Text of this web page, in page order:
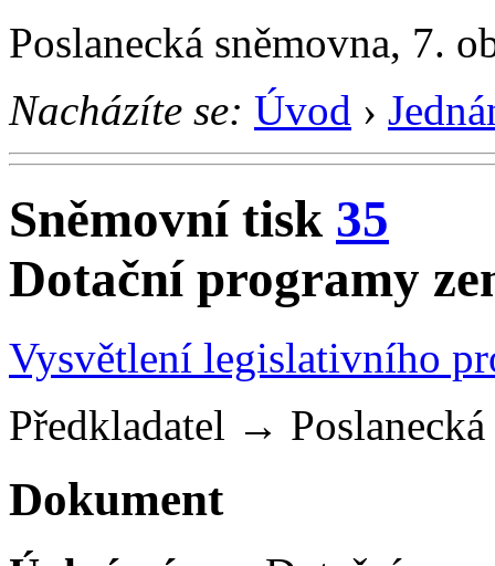
Poslanecká sněmovna, 7.
Nacházíte se: Úvod ›
Sněmovní tisk 35
Dotační programy
Vysvětlení legislativního
Předkladatel →
Dokument